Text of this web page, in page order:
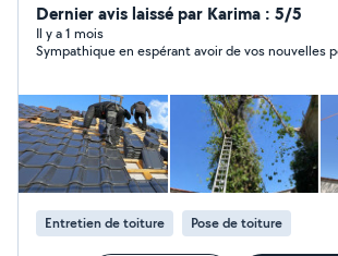
Avignon.montelimar.orange. Je suis
Dernier avis laissé par Karima : 5/5
Il y a 1 mois
Sympathique en espérant avoir de vos nouvelles
Entretien de toiture Pose de toiture